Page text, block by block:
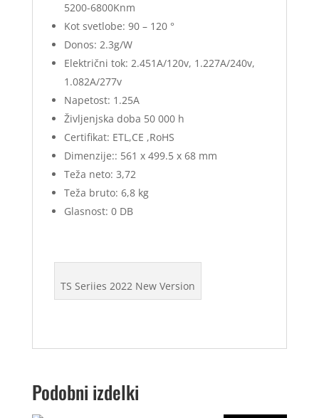
5200-6800Knm
Kot svetlobe: 90 – 120 °
Donos: 2.3g/W
Električni tok: 2.451A/120v, 1.227A/240v,
1.082A/277v
Napetost: 1.25A
Življenjska doba 50 000 h
Certifikat: ETL,CE ,RoHS
Dimenzije:: 561 x 499.5 x 68 mm
Teža neto: 3,72
Teža bruto: 6,8 kg
Glasnost: 0 DB
TS Seriies 2022 New Version
Podobni izdelki